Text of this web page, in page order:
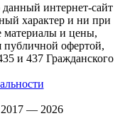
интернет-сайт
характер и ни при
материалы и цены,
публичной офертой,
и 437 Гражданского
— 2026